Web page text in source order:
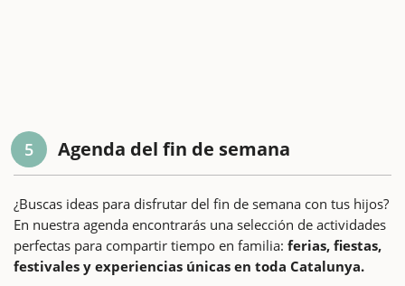
5 Agenda del fin de semana
¿Buscas ideas para disfrutar del fin de semana con tus hijos?
En nuestra agenda encontrarás una selección de actividades
perfectas para compartir tiempo en familia: ferias, fiestas,
festivales y experiencias únicas en toda Catalunya.